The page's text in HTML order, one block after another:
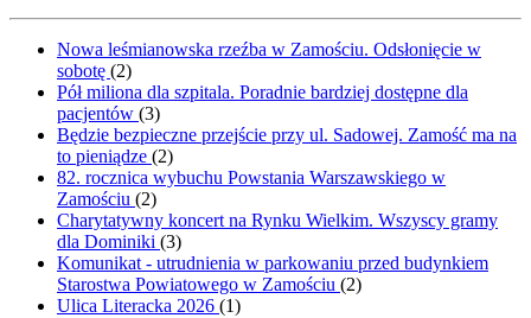
Nowa leśmianowska rzeźba w Zamościu. Odsłonięcie w
sobotę (2)
Pół miliona dla szpitala. Poradnie bardziej dostępne dla
pacjentów (3)
Będzie bezpieczne przejście przy ul. Sadowej. Zamość ma na
to pieniądze (2)
82. rocznica wybuchu Powstania Warszawskiego w
Zamościu (2)
Charytatywny koncert na Rynku Wielkim. Wszyscy gramy
dla Dominiki (3)
Komunikat - utrudnienia w parkowaniu przed budynkiem
Starostwa Powiatowego w Zamościu (2)
Ulica Literacka 2026 (1)